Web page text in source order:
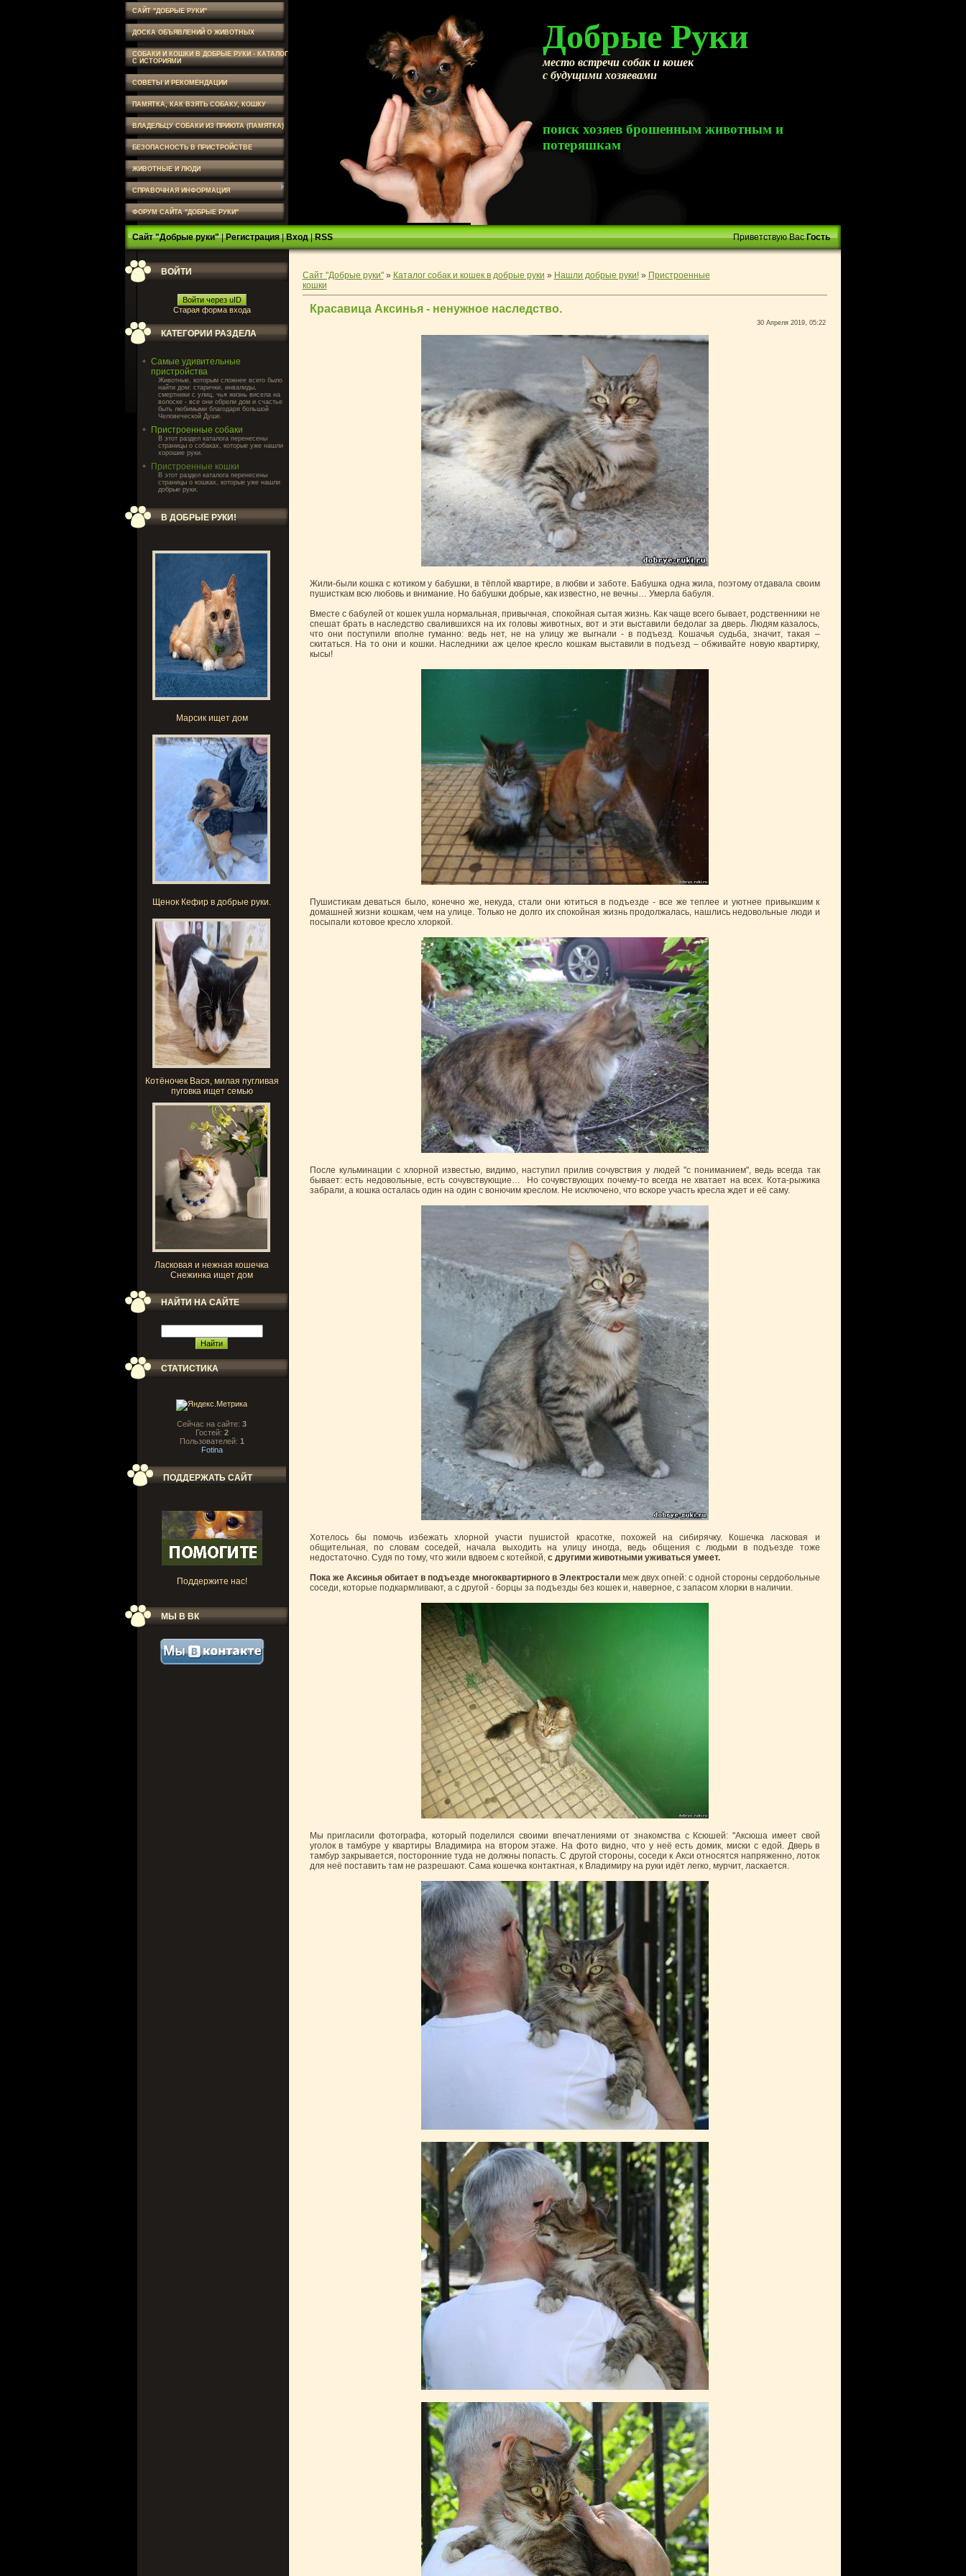
САЙТ "ДОБРЫЕ РУКИ"
ДОСКА ОБЪЯВЛЕНИЙ О ЖИВОТНЫХ
СОБАКИ И КОШКИ В ДОБРЫЕ РУКИ - КАТАЛОГ
С ИСТОРИЯМИ
СОВЕТЫ И РЕКОМЕНДАЦИИ
ПАМЯТКА, КАК ВЗЯТЬ СОБАКУ, КОШКУ
ВЛАДЕЛЬЦУ СОБАКИ ИЗ ПРИЮТА (ПАМЯТКА)
БЕЗОПАСНОСТЬ В ПРИСТРОЙСТВЕ
ЖИВОТНЫЕ И ЛЮДИ
СПРАВОЧНАЯ ИНФОРМАЦИЯ
ФОРУМ САЙТА "ДОБРЫЕ РУКИ"
Добрые Руки
место встречи собак и кошек
с будущими хозяевами
поиск хозяев брошенным животным и
потеряшкам
Сайт "Добрые руки"|Регистрация|Вход|RSS Приветствую Вас Гость
ВОЙТИ
Войти через uID
Старая форма входа
КАТЕГОРИИ РАЗДЕЛА
Самые удивительные
пристройства
Животные, которым сложнее всего было
найти дом: старички, инвалиды,
смертники с улиц, чья жизнь висела на
волоске - все они обрели дом и счастье
быть любимыми благодаря большой
Человеческой Душе.
Пристроенные собаки
В этот раздел каталога перенесены
страницы о собаках, которые уже нашли
хорошие руки.
Пристроенные кошки
В этот раздел каталога перенесены
страницы о кошках, которые уже нашли
добрые руки.
В ДОБРЫЕ РУКИ!
Марсик ищет дом
Щенок Кефир в добрые руки.
Котёночек Вася, милая пугливая
пуговка ищет семью
Ласковая и нежная кошечка
Снежинка ищет дом
НАЙТИ НА САЙТЕ
СТАТИСТИКА
Сейчас на сайте: 3
Гостей: 2
Пользователей: 1
Fotina
ПОДДЕРЖАТЬ САЙТ
Поддержите нас!
МЫ В ВК
Сайт "Добрые руки"» Каталог собак и кошек в добрые руки » Нашли добрые руки!» Пристроенные
кошки
Красавица Аксинья - ненужное наследство.
30 Апреля 2019, 05:22
Жили-были кошка с котиком у бабушки, в тёплой квартире, в любви и заботе. Бабушка одна жила, поэтому отдавала своим
пушисткам всю любовь и внимание. Но бабушки добрые, как известно, не вечны… Умерла бабуля.
Вместе с бабулей от кошек ушла нормальная, привычная, спокойная сытая жизнь. Как чаще всего бывает, родственники не
спешат брать в наследство свалившихся на их головы животных, вот и эти выставили бедолаг за дверь. Людям казалось,
что они поступили вполне гуманно: ведь нет, не на улицу же выгнали - в подъезд. Кошачья судьба, значит, такая –
скитаться. На то они и кошки. Наследники аж целое кресло кошкам выставили в подъезд – обживайте новую квартирку,
кысы!
Пушистикам деваться было, конечно же, некуда, стали они ютиться в подъезде - все же теплее и уютнее привыкшим к
домашней жизни кошкам, чем на улице. Только не долго их спокойная жизнь продолжалась, нашлись недовольные люди и
посыпали котовое кресло хлоркой.
После кульминации с хлорной известью, видимо, наступил прилив сочувствия у людей "с пониманием", ведь всегда так
бывает: есть недовольные, есть сочувствующие… Но сочувствующих почему-то всегда не хватает на всех. Кота-рыжика
забрали, а кошка осталась один на один с вонючим креслом. Не исключено, что вскоре участь кресла ждет и её саму.
Хотелось бы помочь избежать хлорной участи пушистой красотке, похожей на сибирячку. Кошечка ласковая и
общительная, по словам соседей, начала выходить на улицу иногда, ведь общения с людьми в подъезде тоже
недостаточно. Судя по тому, что жили вдвоем с котейкой, с другими животными уживаться умеет.
Пока же Аксинья обитает в подъезде многоквартирного в Электросталимеж двух огней: с одной стороны сердобольные
соседи, которые подкармливают, а с другой - борцы за подъезды без кошек и, наверное, с запасом хлорки в наличии.
Мы пригласили фотографа, который поделился своими впечатлениями от знакомства с Ксюшей: "Аксюша имеет свой
уголок в тамбуре у квартиры Владимира на втором этаже. На фото видно, что у неё есть домик, миски с едой. Дверь в
тамбур закрывается, посторонние туда не должны попасть. С другой стороны, соседи к Акси относятся напряженно, лоток
для неё поставить там не разрешают. Сама кошечка контактная, к Владимиру на руки идёт легко, мурчит, ласкается.